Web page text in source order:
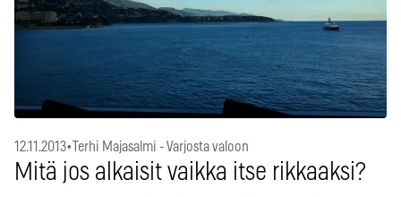
12.11.2013• Terhi Majasalmi - Varjosta valoon
Mitä jos alkaisit vaikka itse rikkaaksi?